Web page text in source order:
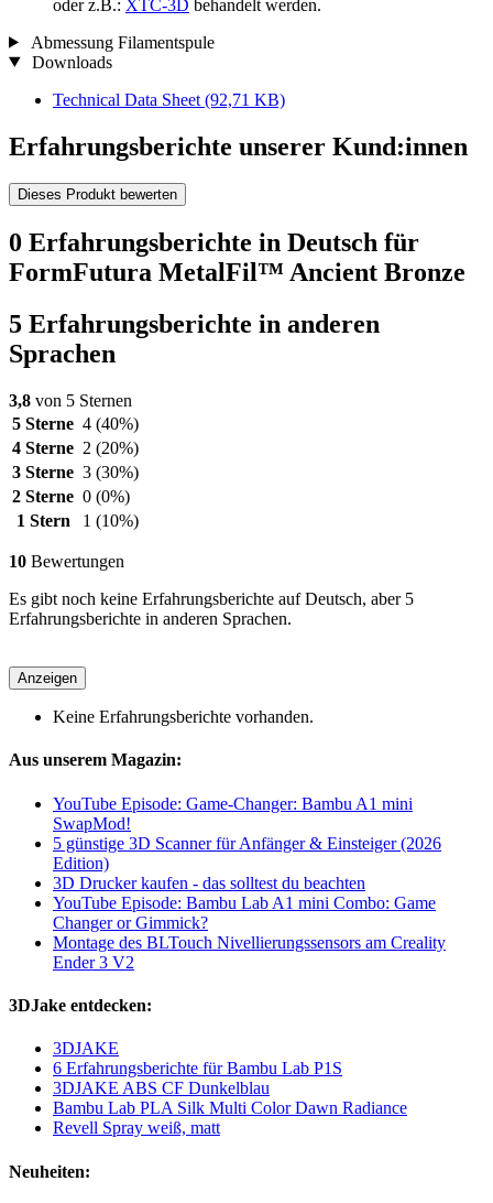
oder z.B.: XTC-3D behandelt werden.
Abmessung Filamentspule
Downloads
Technical Data Sheet (92,71 KB)
Erfahrungsberichte unserer Kund:innen
Dieses Produkt bewerten
0 Erfahrungsberichte in Deutsch für
FormFutura MetalFil™ Ancient Bronze
5 Erfahrungsberichte in anderen
Sprachen
3,8 von 5 Sternen
5 Sterne 4 (40%)
4 Sterne 2 (20%)
3 Sterne 3 (30%)
2 Sterne 0 (0%)
1 Stern
1 (10%)
10 Bewertungen
Es gibt noch keine Erfahrungsberichte auf Deutsch, aber 5
Erfahrungsberichte in anderen Sprachen.
Anzeigen
Keine Erfahrungsberichte vorhanden.
Aus unserem Magazin:
YouTube Episode: Game-Changer: Bambu A1 mini
SwapMod!
5 günstige 3D Scanner für Anfänger & Einsteiger (2026
Edition)
3D Drucker kaufen - das solltest du beachten
YouTube Episode: Bambu Lab A1 mini Combo: Game
Changer or Gimmick?
Montage des BLTouch Nivellierungssensors am Creality
Ender 3 V2
3DJake entdecken:
3DJAKE
6 Erfahrungsberichte für Bambu Lab P1S
3DJAKE ABS CF Dunkelblau
Bambu Lab PLA Silk Multi Color Dawn Radiance
Revell Spray weiß, matt
Neuheiten: